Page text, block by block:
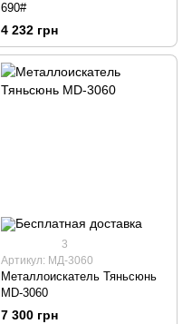
690#
4 232 грн
3
Артикул: МД-3060
Металлоискатель Тяньсюнь
MD-3060
7 300 грн